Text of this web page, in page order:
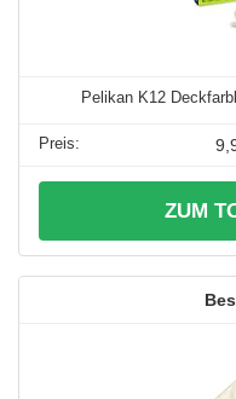
Pelikan K12
ZUM